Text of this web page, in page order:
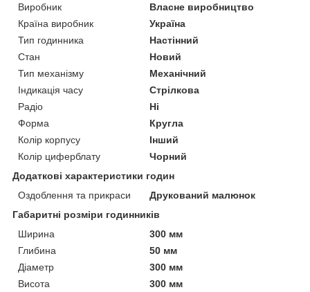
Виробник
Власне виробництво
Країна виробник
Україна
Тип годинника
Настінний
Стан
Новий
Тип механізму
Механічний
Індикація часу
Стрілкова
Радіо
Ні
Форма
Кругла
Колір корпусу
Інший
Колір циферблату
Чорний
Додаткові характеристики годин
Оздоблення та прикраси
Друкований малюнок
Габаритні розміри годинників
Ширина
300 мм
Глибина
50 мм
Діаметр
300 мм
Висота
300 мм